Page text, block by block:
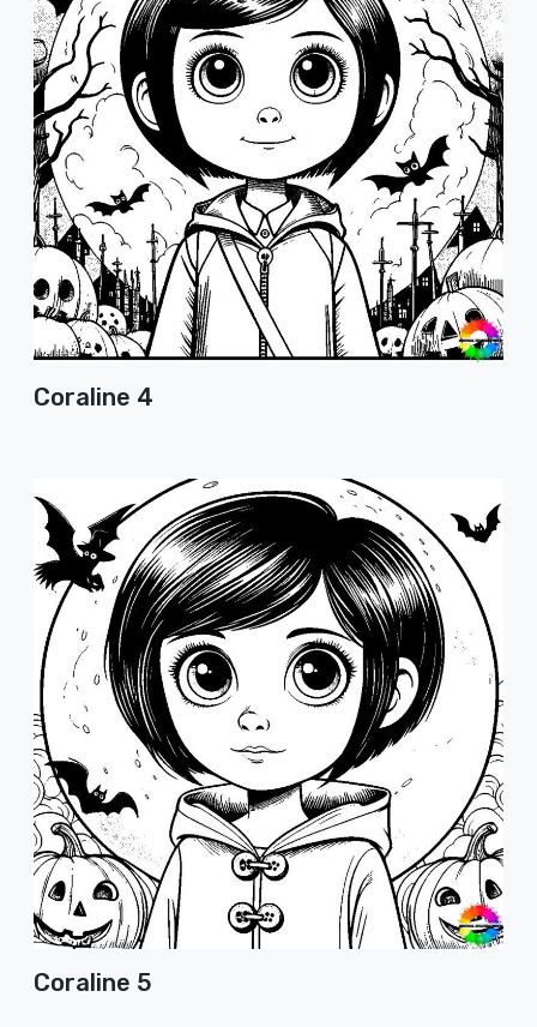
Coraline 4
Coraline 5